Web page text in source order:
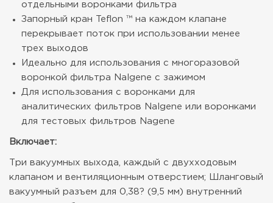
отдельными воронками фильтра
Запорный кран Teflon ™ на каждом клапане
перекрывает поток при использовании менее
трех выходов
Идеально для использования с многоразовой
воронкой фильтра Nalgene с зажимом
Для использования с воронками для
аналитических фильтров Nalgene или воронками
для тестовых фильтров Nagene
Включает:
Три вакуумных выхода, каждый с двухходовым
клапаном и вентиляционным отверстием; Шланговый
вакуумный разъем для 0,38? (9,5 мм) внутренний